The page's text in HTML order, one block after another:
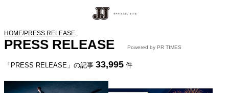
HOME/PRESS RELEASE
PRESS RELEASE Powered by PR TIMES
「PRESS RELEASE」の記事 33,995 件